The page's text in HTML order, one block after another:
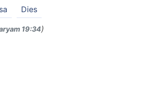
Dies
19:34)